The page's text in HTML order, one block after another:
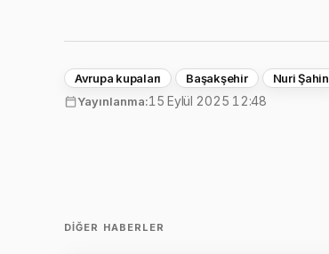
Avrupa kupaları Başakşehir
Nuri Şahin
Yayınlanma:15 Eylül 2025 12:48
DIĞER HABERLER